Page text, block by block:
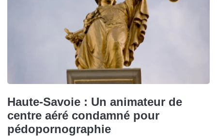
Haute-Savoie : Un animateur de
centre aéré condamné pour
pédopornographie